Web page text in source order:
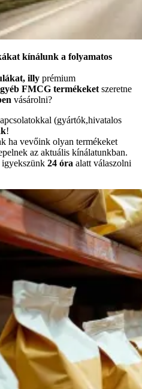
kínálunk a folyamatos
, illy prémium
FMCG termékeket szeretne
vásárolni?
(gyártók,hivatalos
!
ha vevőink olyan termékeket
az aktuális kínálatunkban.
igyekszünk 24 óra alatt válaszolni